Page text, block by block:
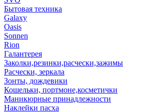
Бытовая техника
Galaxy
Oasis
Sonnen
Rion
Галантерея
Заколки,резинки,расчески,зажимы
Расчески, зеркала
Зонты, дождевики
Кошельки, портмоне,косметички
Маникюрные принадлежности
Наклейки пасха